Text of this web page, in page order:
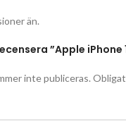
än.
”Apple iPhone
inte publiceras.